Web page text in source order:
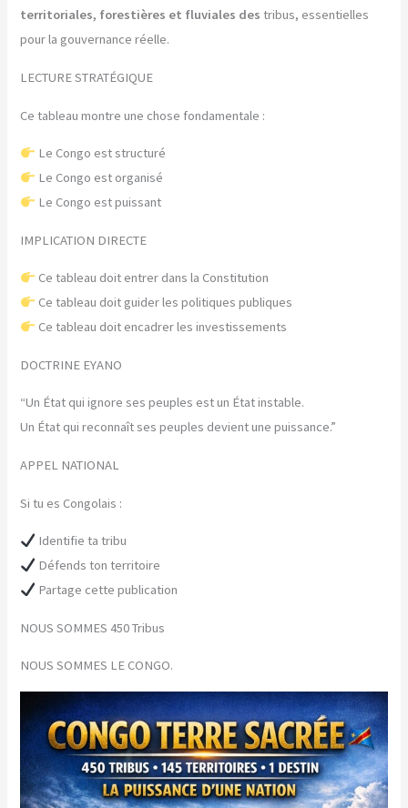
territoriales, forestières et fluviales destribus, essentielles
pour la gouvernance réelle.
LECTURE STRATÉGIQUE
Ce tableau montre une chose fondamentale :
Le Congo est structuré
Le Congo est organisé
Le Congo est puissant
IMPLICATION DIRECTE
Ce tableau doit entrer dans la Constitution
Ce tableau doit guider les politiques publiques
Ce tableau doit encadrer les investissements
DOCTRINE EYANO
“Un État qui ignore ses peuples est un État instable.
Un État qui reconnaît ses peuples devient une puissance.”
APPEL NATIONAL
Si tu es Congolais :
Identifie ta tribu
Défends ton territoire
Partage cette publication
NOUS SOMMES 450 Tribus
NOUS SOMMES LE CONGO.